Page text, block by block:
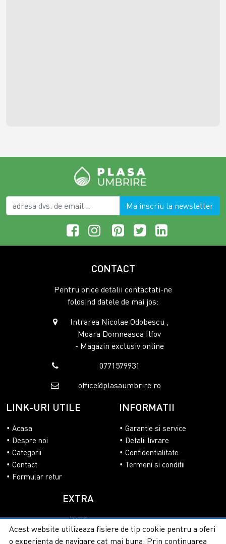
Ma inscriu la newsletter
CONTACT
Pentru orice detalii contactati-ne
folosind datele de mai jos:
Intrarea Nicolae Odobescu ,
Moara Domneasca Ilfov
- Magazin exclusiv online
0771579931
office@plasaumbrire.ro
LINK-URI UTILE
Acasa
Despre noi
Categorii
Contact
Formular retur
INFORMATII
Garantie si service
Detalii livrare
Confidentialitate
Termeni si conditii
EXTRA
ANPC
SOL
Acest website utilizeaza fisiere de tip cookie pentru a oferi
o experienta de navigare cat mai buna. Prin continuarea